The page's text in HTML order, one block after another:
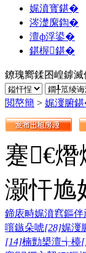
娓濆寳鍖�
涔濋緳鍧�
澶ф浮鍙�
鍖楃鍖�
鐐瑰嚮鍒囨崲鎼
閲嶅簡 > 娓濅腑
蹇€
灏忓
鍗庡畤娓濆窞鏂伴
噾鏃朵唬[28]娓濅
[14]楠勯槼澶╅檯